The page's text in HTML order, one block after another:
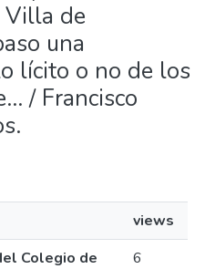
Villa de
una
lícito o no de los
/ Francisco
views
Colegio de
6